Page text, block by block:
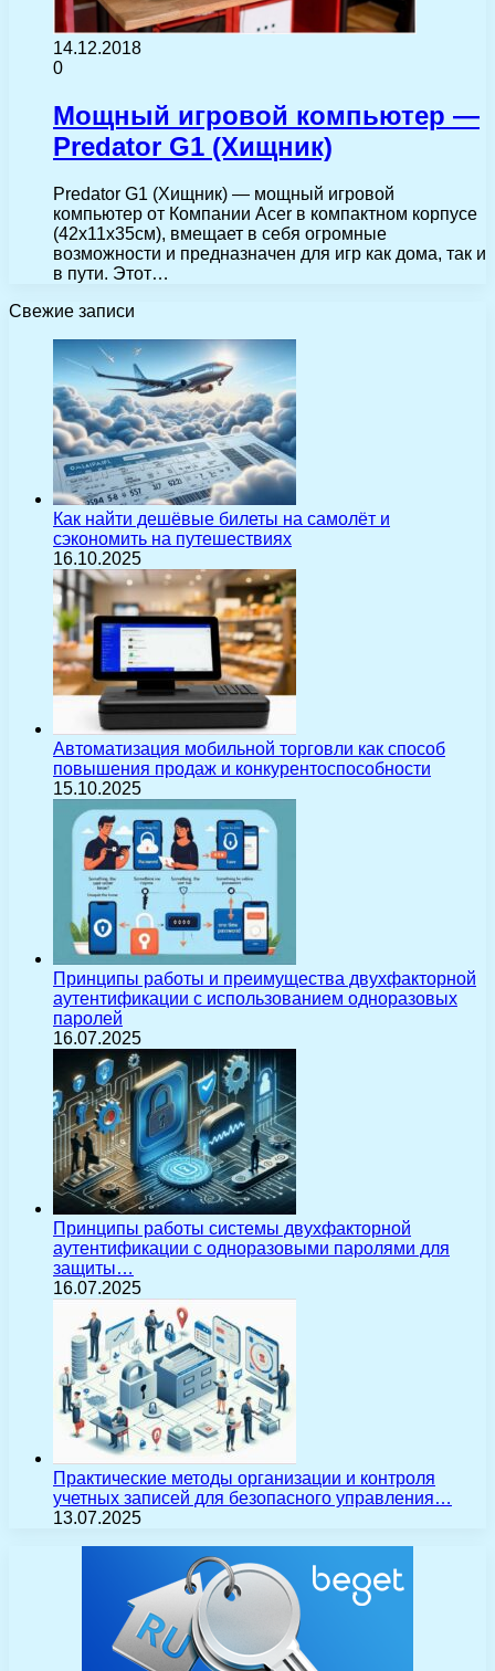
14.12.2018
0
Мощный игровой компьютер —
Predator G1 (Хищник)
Predator G1 (Хищник) — мощный игровой
компьютер от Компании Acer в компактном корпусе
(42x11x35см), вмещает в себя огромные
возможности и предназначен для игр как дома, так и
в пути. Этот…
Свежие записи
Как найти дешёвые билеты на самолёт и
сэкономить на путешествиях
16.10.2025
Автоматизация мобильной торговли как способ
повышения продаж и конкурентоспособности
15.10.2025
Принципы работы и преимущества двухфакторной
аутентификации с использованием одноразовых
паролей
16.07.2025
Принципы работы системы двухфакторной
аутентификации с одноразовыми паролями для
защиты…
16.07.2025
Практические методы организации и контроля
учетных записей для безопасного управления…
13.07.2025